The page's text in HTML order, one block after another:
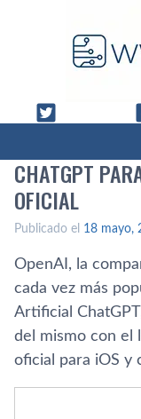
CHATGPT
OFICIAL
Publicado el 18 mayo,
OpenAI, la
cada vez más
Artificial
del mismo con el
oficial para iOS y